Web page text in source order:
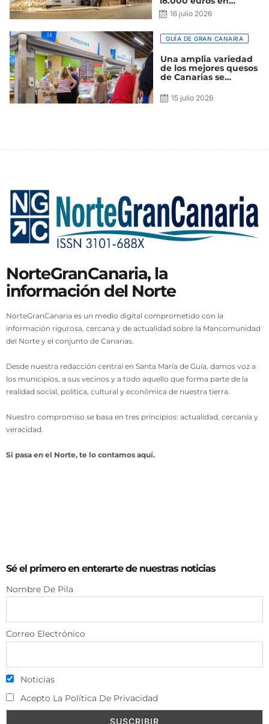
modernizar y
promocionar el
16 julio 2026
GUÍA DE GRAN CANARIA
Una amplia variedad
de los mejores quesos
de Canarias se
Mercado de Guía
15 julio 2026
NorteGranCanaria, la
información del Norte
NorteGranCanaria es un medio digital comprometido con la
información rigurosa, cercana y de actualidad sobre la Mancomunidad
del Norte y el conjunto de Canarias.
Desde nuestra redacción central en Santa María de Guía, damos voz a
los municipios, a sus vecinos y a todo aquello que forma parte de la
realidad social, política, cultural y económica de nuestra tierra.
Nuestro compromiso se basa en tres principios: actualidad, cercanía y
veracidad.
Si pasa en el Norte, te lo contamos aquí.
Sé el primero en enterarte de nuestras noticias
Nombre De Pila
Correo Electrónico
Noticias
Acepto La Política De Privacidad